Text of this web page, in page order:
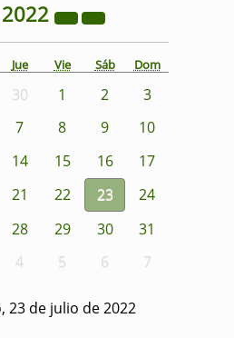
2022
Jue Vie Sáb Dom
30 1 2
3
7 8 9
10
14 15 16
17
21 22 23
24
28 29 30
31
4 5 6 7
23 de julio de 2022